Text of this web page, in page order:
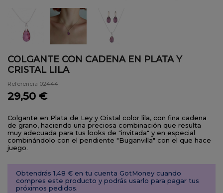
COLGANTE CON CADENA EN PLATA Y
CRISTAL LILA
Referencia 02444
29,50 €
Colgante en Plata de Ley y Cristal color lila, con fina cadena
de grano, haciendo una preciosa combinación que resulta
muy adecuada para tus looks de "invitada" y en especial
combinándolo con el pendiente "Buganvilla" con el que hace
juego.
Obtendrás 1,48 € en tu cuenta GotMoney cuando
compres este producto y podrás usarlo para pagar tus
próximos pedidos.